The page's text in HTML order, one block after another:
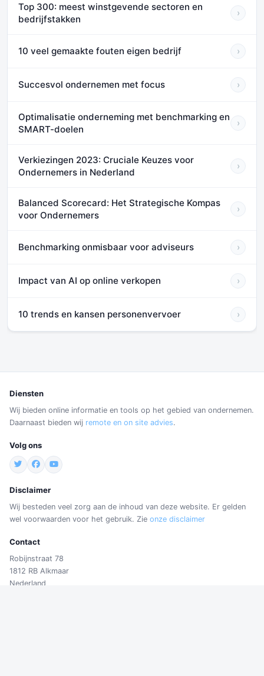
Top 300: meest winstgevende sectoren en
bedrijfstakken
›
10 veel gemaakte fouten eigen bedrijf ›
Succesvol ondernemen met focus ›
Optimalisatie onderneming met benchmarking en
SMART-doelen
›
Verkiezingen 2023: Cruciale Keuzes voor
Ondernemers in Nederland
›
Balanced Scorecard: Het Strategische Kompas
voor Ondernemers
›
Benchmarking onmisbaar voor adviseurs ›
Impact van AI op online verkopen ›
10 trends en kansen personenvervoer ›
Diensten
Wij bieden online informatie en tools op het gebied van ondernemen.
Daarnaast bieden wij remote en on site advies.
Volg ons
Disclaimer
Wij besteden veel zorg aan de inhoud van deze website. Er gelden
wel voorwaarden voor het gebruik. Zie onze disclaimer
Contact
Robijnstraat 78
1812 RB Alkmaar
Nederland